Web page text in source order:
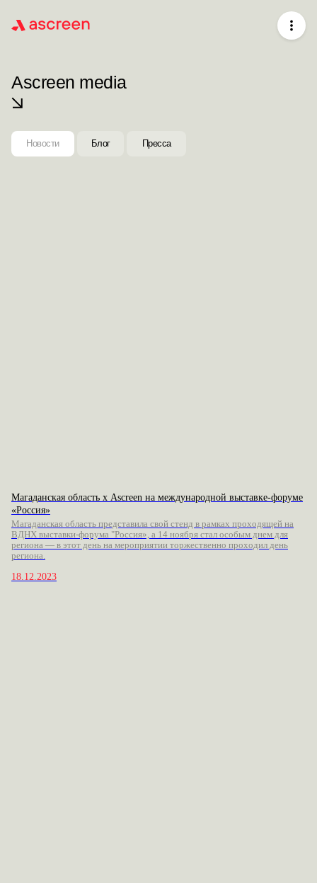
Ascreen media
Новости Блог Пресса
Магаданская область х Ascreen на международной выставке-форуме
«Россия»
Магаданская область представила свой стенд в рамках проходящей на
ВДНХ выставки-форума "Россия», а 14 ноября стал особым днем для
региона — в этот день на мероприятии торжественно проходил день
региона.
18.12.2023